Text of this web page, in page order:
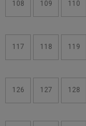
108 109 110
117 118 119
126 127 128